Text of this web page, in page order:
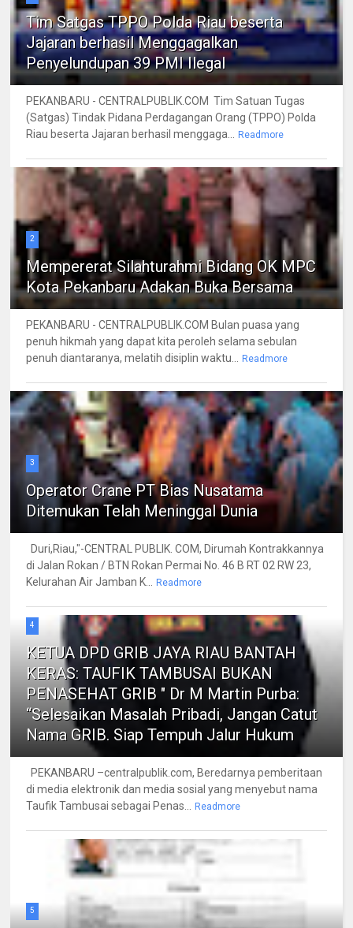
Tim Satgas TPPO Polda Riau beserta
Jajaran berhasil Menggagalkan
Penyelundupan 39 PMI Ilegal
PEKANBARU - CENTRALPUBLIK.COM Tim Satuan Tugas
(Satgas) Tindak Pidana Perdagangan Orang (TPPO) Polda
Riau beserta Jajaran berhasil menggaga...
Readmore
2
Mempererat Silahturahmi Bidang OK MPC
Kota Pekanbaru Adakan Buka Bersama
PEKANBARU - CENTRALPUBLIK.COM Bulan puasa yang
penuh hikmah yang dapat kita peroleh selama sebulan
penuh diantaranya, melatih disiplin waktu...
Readmore
3
Operator Crane PT Bias Nusatama
Ditemukan Telah Meninggal Dunia
Duri,Riau,"-CENTRAL PUBLIK. COM, Dirumah Kontrakkannya
di Jalan Rokan / BTN Rokan Permai No. 46 B RT 02 RW 23,
Kelurahan Air Jamban K...
Readmore
4
KETUA DPD GRIB JAYA RIAU BANTAH
KERAS: TAUFIK TAMBUSAI BUKAN
PENASEHAT GRIB " Dr M Martin Purba:
“Selesaikan Masalah Pribadi, Jangan Catut
Nama GRIB. Siap Tempuh Jalur Hukum
PEKANBARU –centralpublik.com, Beredarnya pemberitaan
di media elektronik dan media sosial yang menyebut nama
Taufik Tambusai sebagai Penas...
Readmore
5